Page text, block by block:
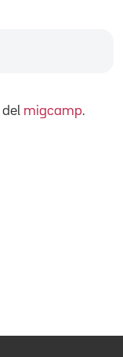
del migcamp.